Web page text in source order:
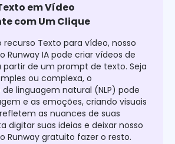
em Vídeo
com Um Clique
recurso Texto para vídeo, nosso
Runway IA pode criar vídeos de
partir de um prompt de texto. Seja
ou complexa, o
linguagem natural (NLP) pode
e as emoções, criando visuais
as nuances de suas
digitar suas ideias e deixar nosso
Runway gratuito fazer o resto.